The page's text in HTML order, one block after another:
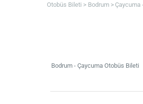
Otobüs Bileti Bodrum Çaycuma
Bodrum - Çaycuma Otobüs Bileti